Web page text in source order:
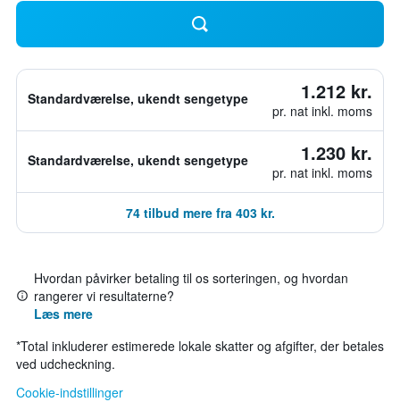
Standardværelse, ukendt sengetype 1.212 kr.
pr. nat inkl. moms
Standardværelse, ukendt sengetype 1.230 kr.
pr. nat inkl. moms
74 tilbud mere fra 403 kr.
Hvordan påvirker betaling til os sorteringen, og hvordan
rangerer vi resultaterne?
Læs mere
*Total inkluderer estimerede lokale skatter og afgifter, der betales
ved udcheckning.
Cookie-indstillinger